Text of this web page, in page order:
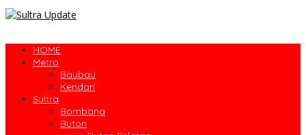
HOME
Metro
Baubau
Kendari
Sultra
Bombana
Buton